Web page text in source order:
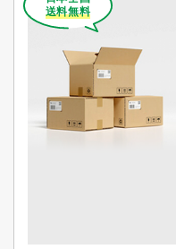
送料無料